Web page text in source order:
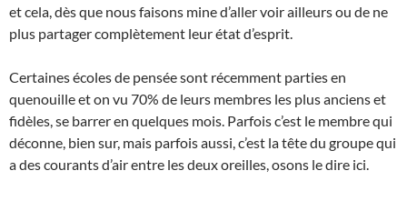
et cela, dès que nous faisons mine d’aller voir ailleurs ou de ne
plus partager complètement leur état d’esprit.
Certaines écoles de pensée sont récemment parties en
quenouille et on vu 70% de leurs membres les plus anciens et
fidèles, se barrer en quelques mois. Parfois c’est le membre qui
déconne, bien sur, mais parfois aussi, c’est la tête du groupe qui
a des courants d’air entre les deux oreilles, osons le dire ici.